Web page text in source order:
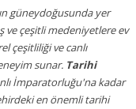
güneydoğusunda yer
çeşitli medeniyetlere ev
çeşitliliği ve canlı
sunar. Tarihi
İmparatorluğu'na kadar
en önemli tarihi